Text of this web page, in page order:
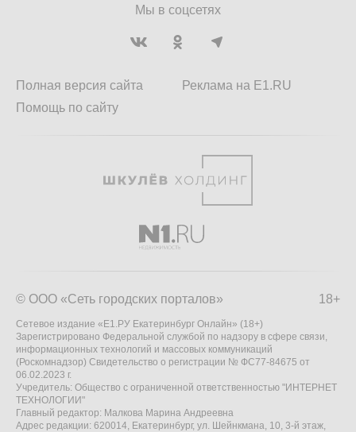
Мы в соцсетях
Полная версия сайта
Помощь по сайту
Реклама на E1.RU
18+
© ООО «Сеть городских порталов»
Сетевое издание «Е1.РУ Екатеринбург Онлайн» (18+)
Зарегистрировано Федеральной службой по надзору в сфере связи,
информационных технологий и массовых коммуникаций
(Роскомнадзор) Свидетельство о регистрации № ФС77-84675 от
06.02.2023 г.
Учредитель: Общество с ограниченной ответственностью "ИНТЕРНЕТ
ТЕХНОЛОГИИ"
Главный редактор: Малкова Марина Андреевна
Адрес редакции: 620014, Екатеринбург, ул. Шейнкмана, 10, 3-й этаж,